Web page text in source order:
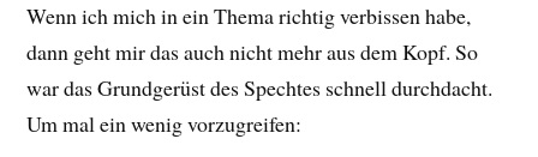
Wenn ich mich in ein Thema richtig verbissen habe,
dann geht mir das auch nicht mehr aus dem Kopf. So
war das Grundgerüst des Spechtes schnell durchdacht.
Um mal ein wenig vorzugreifen: